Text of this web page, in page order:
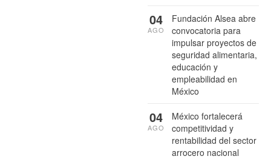
Fundación Alsea abre
convocatoria para
impulsar proyectos de
seguridad alimentaria,
educación y
empleabilidad en
México
04
AGO
México fortalecerá
competitividad y
rentabilidad del sector
arrocero nacional
04
AGO